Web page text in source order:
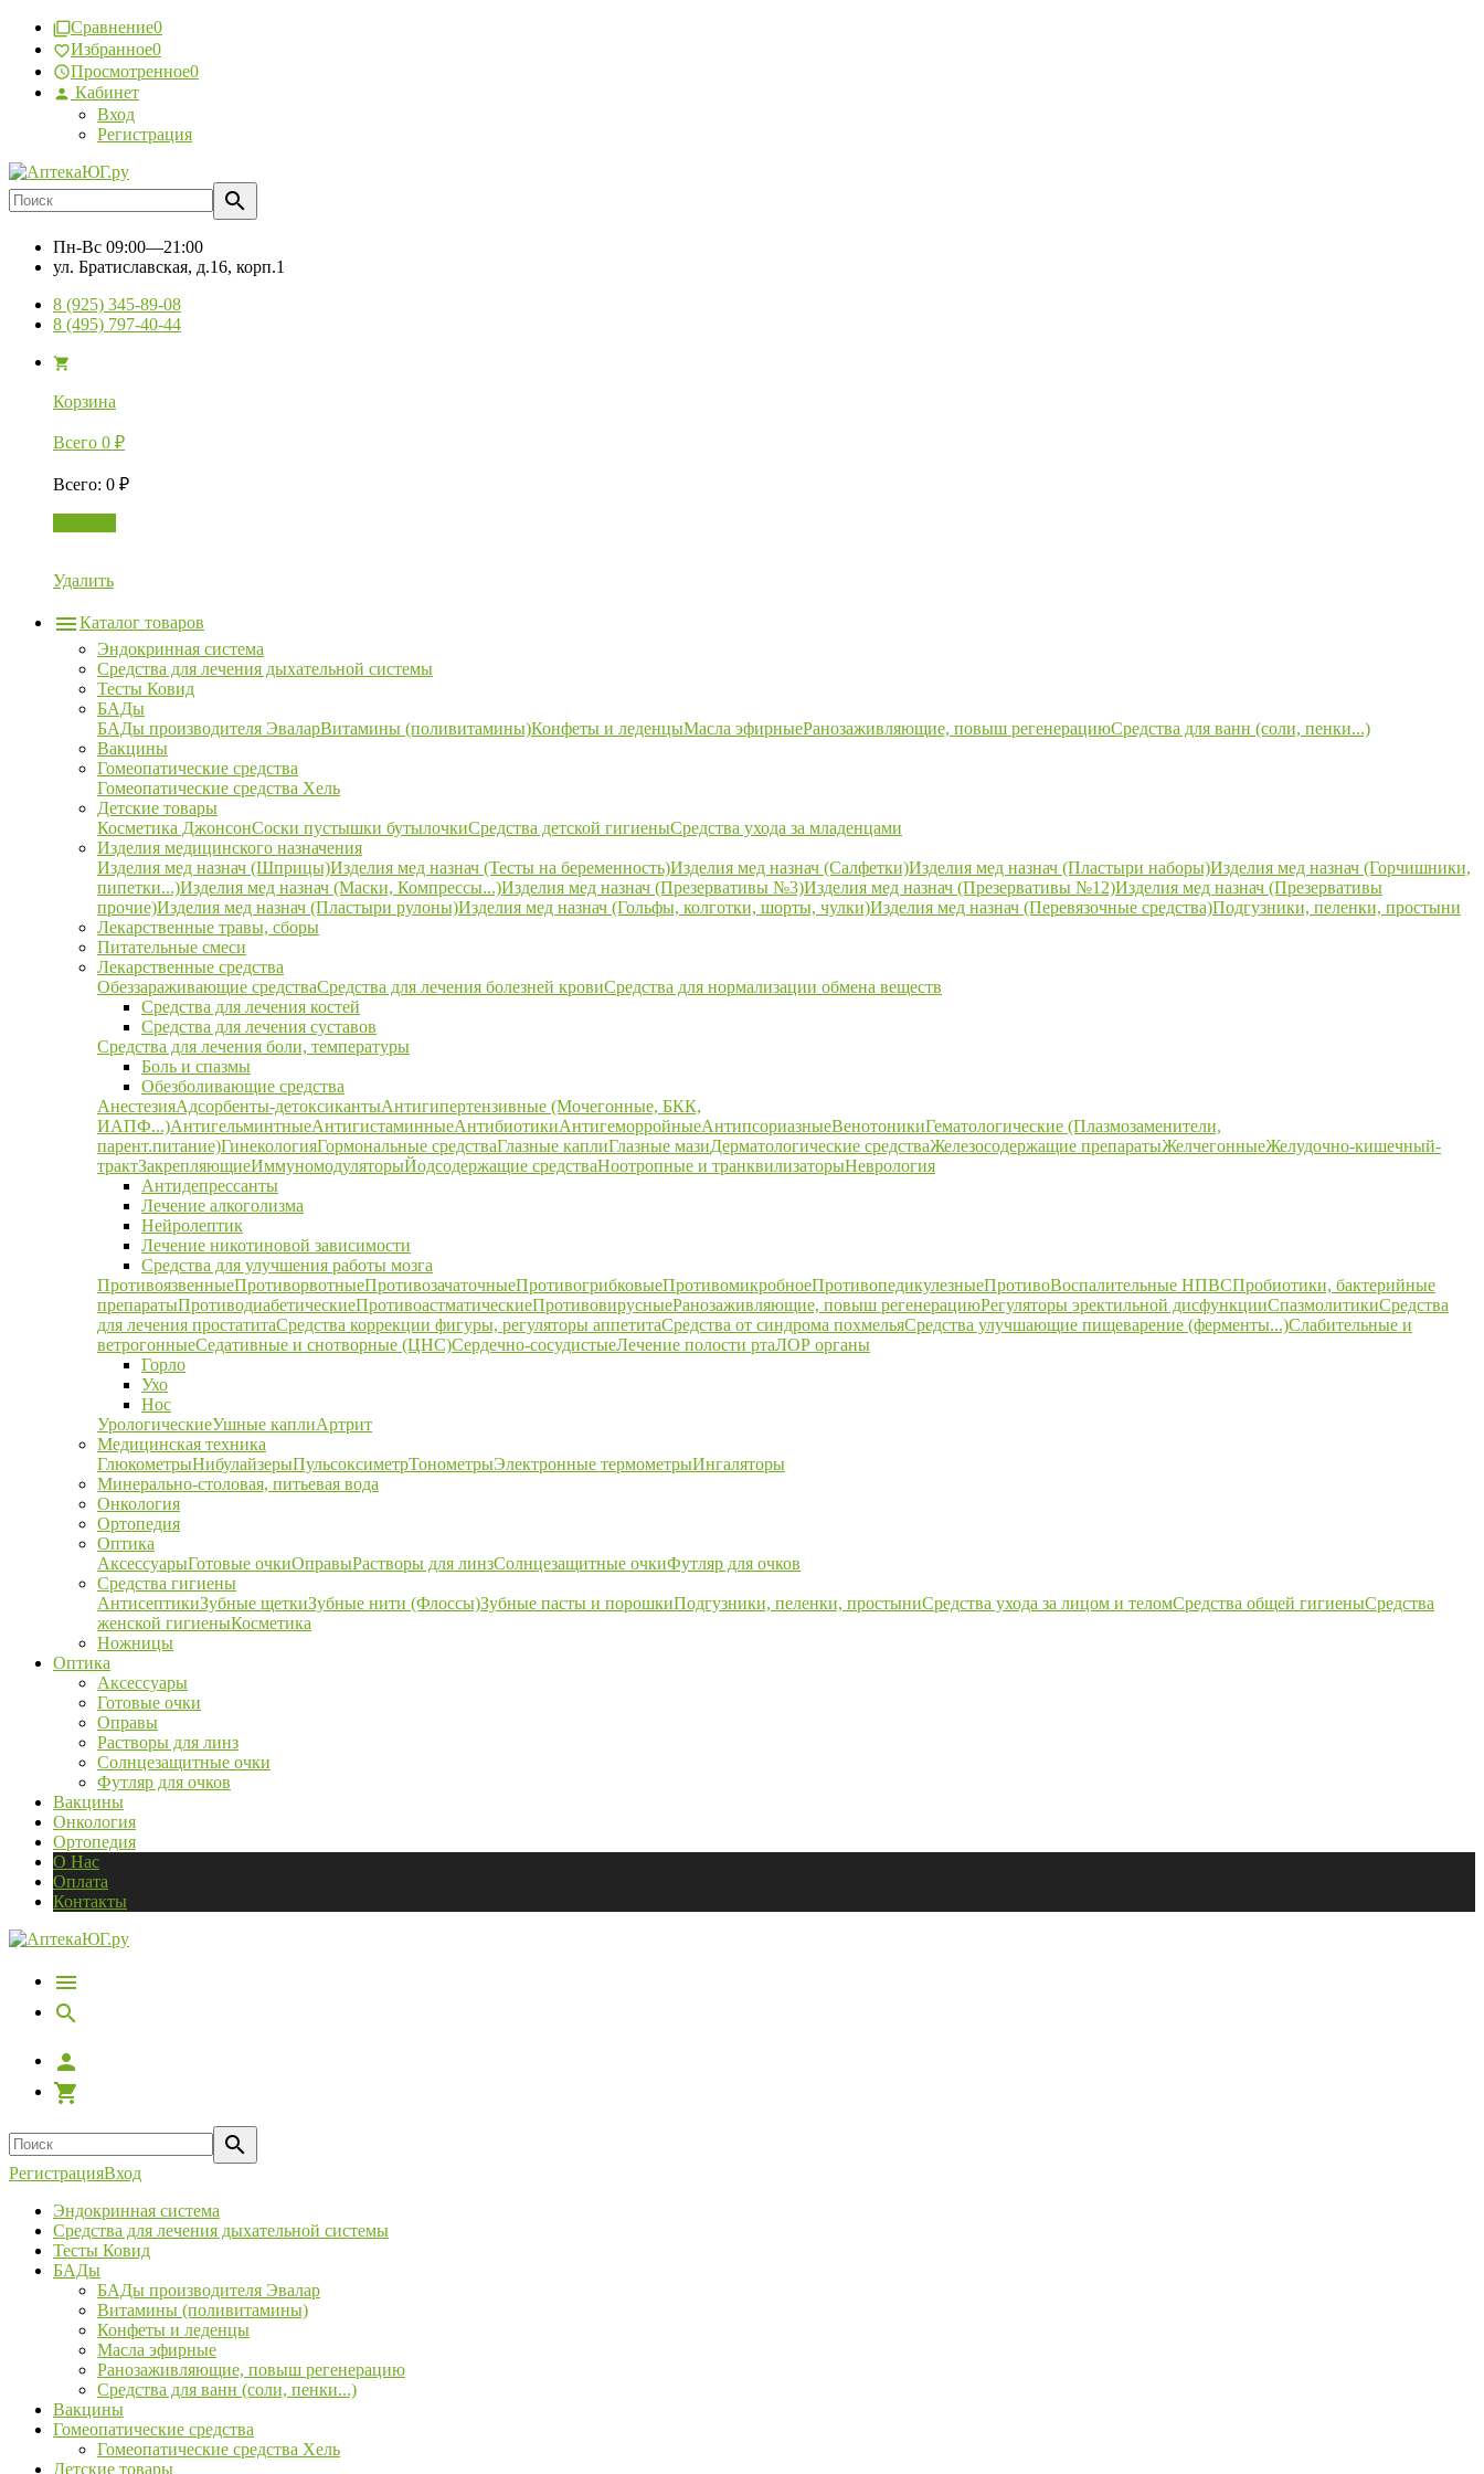
Сравнение0
Избранное0
Просмотренное0
Кабинет
Вход
Регистрация
Пн-Вс 09:00—21:00
ул. Братиславская, д.16, корп.1
8 (925) 345-89-08
8 (495) 797-40-44
Корзина
Всего 0 ₽
Всего: 0 ₽
Удалить
Каталог товаров
Эндокринная система
Средства для лечения дыхательной системы
Тесты Ковид
БАДы
БАДы производителя ЭваларВитамины (поливитамины)Конфеты и леденцыМасла эфирныеРанозаживляющие, повыш регенерациюСредства для ванн (соли, пенки...)
Вакцины
Гомеопатические средства
Гомеопатические средства Хель
Детские товары
Косметика ДжонсонСоски пустышки бутылочкиСредства детской гигиеныСредства ухода за младенцами
Изделия медицинского назначения
Изделия мед назнач (Шприцы)Изделия мед назнач (Тесты на беременность)Изделия мед назнач (Салфетки)Изделия мед назнач (Пластыри наборы)Изделия мед назнач (Горчишники,
пипетки...)Изделия мед назнач (Маски, Компрессы...)Изделия мед назнач (Презервативы №3)Изделия мед назнач (Презервативы №12)Изделия мед назнач (Презервативы
прочие)Изделия мед назнач (Пластыри рулоны)Изделия мед назнач (Гольфы, колготки, шорты, чулки)Изделия мед назнач (Перевязочные средства)Подгузники, пеленки, простыни
Лекарственные травы, сборы
Питательные смеси
Лекарственные средства
Обеззараживающие средстваСредства для лечения болезней кровиСредства для нормализации обмена веществ
Средства для лечения костей
Средства для лечения суставов
Средства для лечения боли, температуры
Боль и спазмы
Обезболивающие средства
АнестезияАдсорбенты-детоксикантыАнтигипертензивные (Мочегонные, БКК,
ИАПФ...)АнтигельминтныеАнтигистаминныеАнтибиотикиАнтигеморройныеАнтипсориазныеВенотоникиГематологические (Плазмозаменители,
парент.питание)ГинекологияГормональные средстваГлазные каплиГлазные мазиДерматологические средстваЖелезосодержащие препаратыЖелчегонныеЖелудочно-кишечный-
трактЗакрепляющиеИммуномодуляторыЙодсодержащие средстваНоотропные и транквилизаторыНеврология
Антидепрессанты
Лечение алкоголизма
Нейролептик
Лечение никотиновой зависимости
Средства для улучшения работы мозга
ПротивоязвенныеПротиворвотныеПротивозачаточныеПротивогрибковыеПротивомикробноеПротивопедикулезныеПротивоВоспалительные НПВСПробиотики, бактерийные
препаратыПротиводиабетическиеПротивоастматическиеПротивовирусныеРанозаживляющие, повыш регенерациюРегуляторы эректильной дисфункцииСпазмолитикиСредства
для лечения простатитаСредства коррекции фигуры, регуляторы аппетитаСредства от синдрома похмельяСредства улучшающие пищеварение (ферменты...)Слабительные и
ветрогонныеСедативные и снотворные (ЦНС)Сердечно-сосудистыеЛечение полости ртаЛОР органы
Горло
Ухо
Нос
УрологическиеУшные каплиАртрит
Медицинская техника
ГлюкометрыНибулайзерыПульсоксиметрТонометрыЭлектронные термометрыИнгаляторы
Минерально-столовая, питьевая вода
Онкология
Ортопедия
Оптика
АксессуарыГотовые очкиОправыРастворы для линзСолнцезащитные очкиФутляр для очков
Средства гигиены
АнтисептикиЗубные щеткиЗубные нити (Флоссы)Зубные пасты и порошкиПодгузники, пеленки, простыниСредства ухода за лицом и теломСредства общей гигиеныСредства
женской гигиеныКосметика
Ножницы
Оптика
Аксессуары
Готовые очки
Оправы
Растворы для линз
Солнцезащитные очки
Футляр для очков
Вакцины
Онкология
Ортопедия
О Нас
Оплата
Контакты
РегистрацияВход
Эндокринная система
Средства для лечения дыхательной системы
Тесты Ковид
БАДы
БАДы производителя Эвалар
Витамины (поливитамины)
Конфеты и леденцы
Масла эфирные
Ранозаживляющие, повыш регенерацию
Средства для ванн (соли, пенки...)
Вакцины
Гомеопатические средства
Гомеопатические средства Хель
Детские товары